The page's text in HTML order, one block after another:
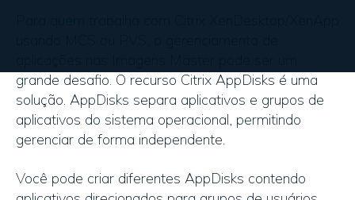
grande desafio. O recurso Citrix AppDisks é uma
solução. AppDisks separa aplicativos e grupos de
aplicativos do sistema operacional, permitindo
gerenciar de forma independente.
Você pode criar diferentes AppDisks contendo